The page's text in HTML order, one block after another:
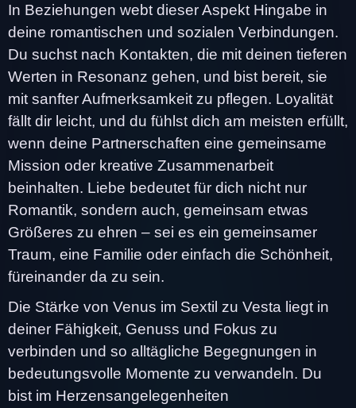
In Beziehungen webt dieser Aspekt Hingabe in
deine romantischen und sozialen Verbindungen.
Du suchst nach Kontakten, die mit deinen tieferen
Werten in Resonanz gehen, und bist bereit, sie
mit sanfter Aufmerksamkeit zu pflegen. Loyalität
fällt dir leicht, und du fühlst dich am meisten erfüllt,
wenn deine Partnerschaften eine gemeinsame
Mission oder kreative Zusammenarbeit
beinhalten. Liebe bedeutet für dich nicht nur
Romantik, sondern auch, gemeinsam etwas
Größeres zu ehren – sei es ein gemeinsamer
Traum, eine Familie oder einfach die Schönheit,
füreinander da zu sein.
Die Stärke von Venus im Sextil zu Vesta liegt in
deiner Fähigkeit, Genuss und Fokus zu
verbinden und so alltägliche Begegnungen in
bedeutungsvolle Momente zu verwandeln. Du
bist im Herzensangelegenheiten